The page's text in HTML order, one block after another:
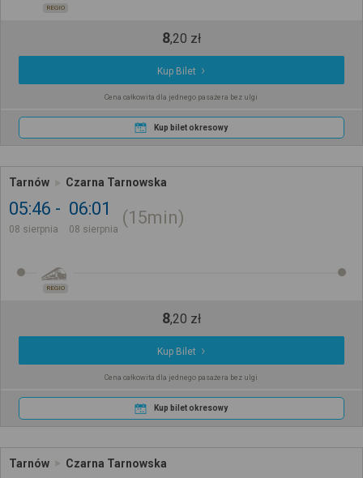
REGIO
8,20 zł
Kup Bilet
Cena całkowita dla jednego pasażera bez ulgi
Kup bilet okresowy
Tarnów Czarna Tarnowska
05:46
08 sierpnia
06:01
08 sierpnia
15min
REGIO
8,20 zł
Kup Bilet
Cena całkowita dla jednego pasażera bez ulgi
Kup bilet okresowy
Tarnów Czarna Tarnowska